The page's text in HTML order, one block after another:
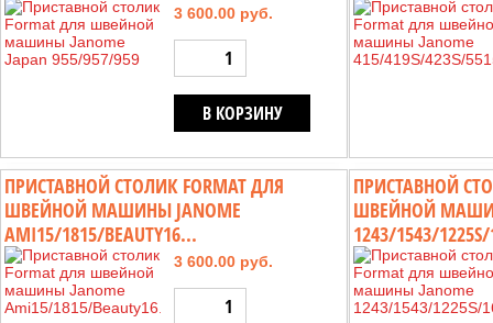
3 600.00 руб.
В КОРЗИНУ
ПРИСТАВНОЙ СТОЛИК FORMAT ДЛЯ
ШВЕЙНОЙ МАШИНЫ JANOME
AMI15/1815/BEAUTY16...
3 600.00 руб.
ПРИСТАВНОЙ
ШВЕЙНОЙ
1243/1543/